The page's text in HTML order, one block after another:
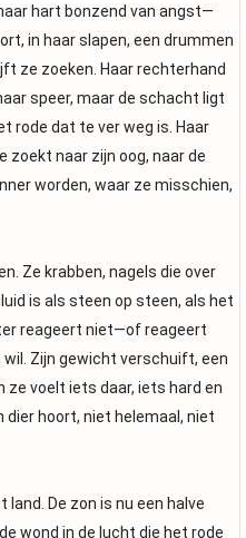
hart bonzend van angst—
in haar slapen, een drummen
ze zoeken. Haar rechterhand
speer, maar de schacht ligt
rode dat te ver weg is. Haar
zoekt naar zijn oog, naar de
worden, waar ze misschien,
Ze krabben, nagels die over
is als steen op steen, als het
reageert niet—of reageert
Zijn gewicht verschuift, een
ze voelt iets daar, iets hard en
dier hoort, niet helemaal, niet
land. De zon is nu een halve
wond in de lucht die het rode